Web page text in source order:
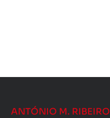
ANTÓNIO M. RIBEIRO